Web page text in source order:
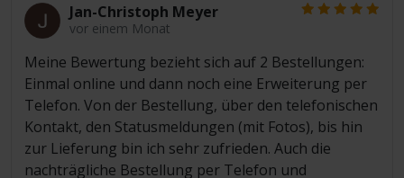
Jan-Christoph Meyer
vor einem Monat
Meine Bewertung bezieht sich auf 2 Bestellungen:
Einmal online und dann noch eine Erweiterung per
Telefon. Von der Bestellung, über den telefonischen
Kontakt, den Statusmeldungen (mit Fotos), bis hin
zur Lieferung bin ich sehr zufrieden. Auch die
nachträgliche Bestellung per Telefon und